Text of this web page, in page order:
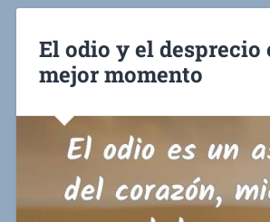
El odio y el desprecio
mejor momento